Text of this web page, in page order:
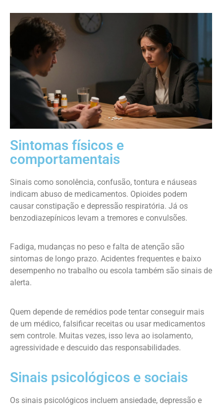
Sintomas físicos e
comportamentais
Sinais como sonolência, confusão, tontura e náuseas
indicam abuso de medicamentos. Opioides podem
causar constipação e depressão respiratória. Já os
benzodiazepínicos levam a tremores e convulsões.
Fadiga, mudanças no peso e falta de atenção são
sintomas de longo prazo. Acidentes frequentes e baixo
desempenho no trabalho ou escola também são sinais de
alerta.
Quem depende de remédios pode tentar conseguir mais
de um médico, falsificar receitas ou usar medicamentos
sem controle. Muitas vezes, isso leva ao isolamento,
agressividade e descuido das responsabilidades.
Sinais psicológicos e sociais
Os sinais psicológicos incluem ansiedade, depressão e